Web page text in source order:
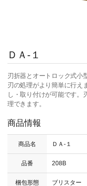
ＤＡ‐１
刃折器とオートロック式小
刃の処理がより簡単に行え
し・取り付けが可能です。
理できます。
商品情報
商品名 ＤＡ‐１
品番 208B
梱包形態 ブリスター